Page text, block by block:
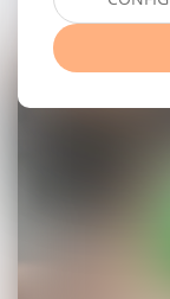
23/10/2024
Droit immobilier